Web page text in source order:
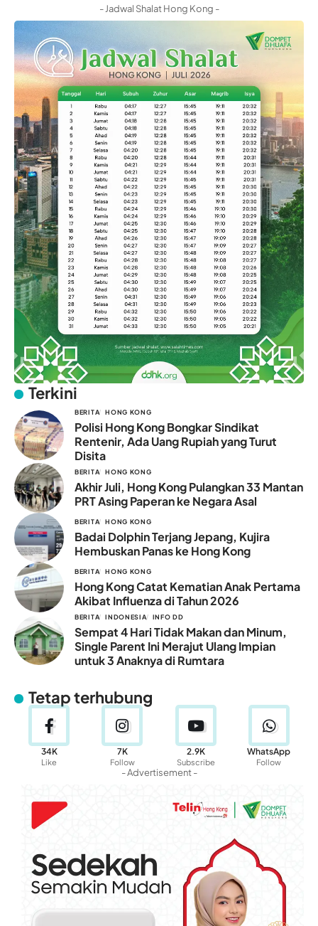
- Jadwal Shalat Hong Kong -
Terkini
BERITA HONG KONG
Polisi Hong Kong Bongkar Sindikat
Rentenir, Ada Uang Rupiah yang Turut
Disita
BERITA HONG KONG
Akhir Juli, Hong Kong Pulangkan 33 Mantan
PRT Asing Paperan ke Negara Asal
BERITA HONG KONG
Badai Dolphin Terjang Jepang, Kujira
Hembuskan Panas ke Hong Kong
BERITA HONG KONG
Hong Kong Catat Kematian Anak Pertama
Akibat Influenza di Tahun 2026
BERITA INDONESIA INFO DD
Sempat 4 Hari Tidak Makan dan Minum,
Single Parent Ini Merajut Ulang Impian
untuk 3 Anaknya di Rumtara
Tetap terhubung
34K
Like
7K
Follow
2.9K
Subscribe
WhatsApp
Follow
- Advertisement -